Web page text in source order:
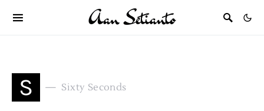
S Sixty Seconds